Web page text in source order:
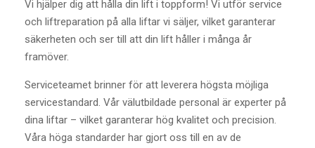
Vi hjälper dig att hålla din lift i toppform! Vi utför service
och liftreparation på alla liftar vi säljer, vilket garanterar
säkerheten och ser till att din lift håller i många år
framöver.
Serviceteamet brinner för att leverera högsta möjliga
servicestandard. Vår välutbildade personal är experter på
dina liftar – vilket garanterar hög kvalitet och precision.
Våra höga standarder har gjort oss till en av de